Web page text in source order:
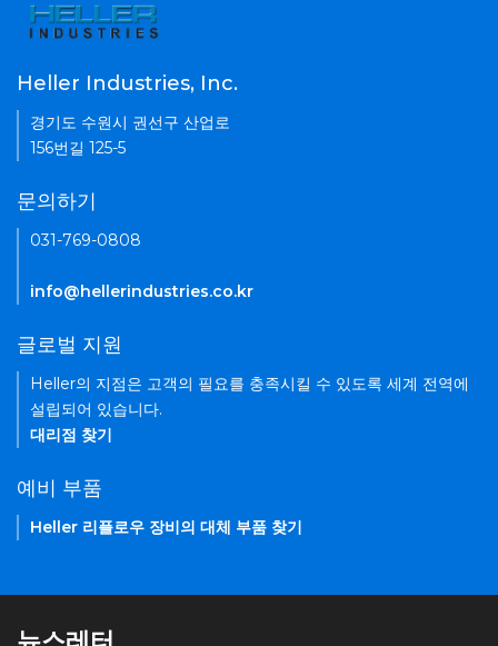
Heller Industries, Inc.
경기도 수원시 권선구 산업로
156번길 125-5
문의하기
031-769-0808
info@hellerindustries.co.kr
글로벌 지원
Heller의 지점은 고객의 필요를 충족시킬 수 있도록 세계 전역에
설립되어 있습니다.
대리점 찾기
예비 부품
Heller 리플로우 장비의 대체 부품 찾기